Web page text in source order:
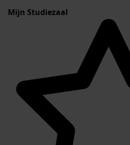
Mijn Studiezaal